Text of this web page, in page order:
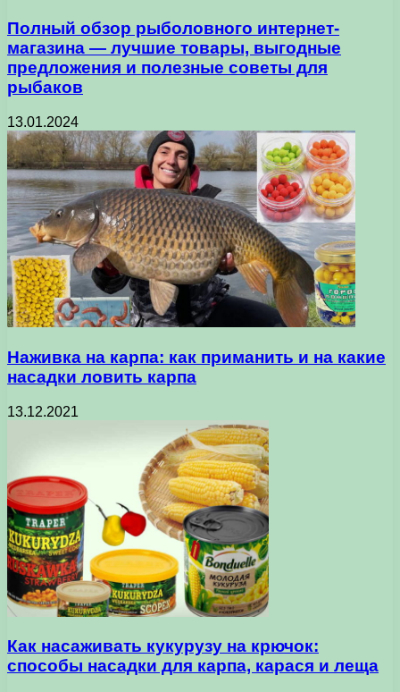
Полный обзор рыболовного интернет-
магазина — лучшие товары, выгодные
предложения и полезные советы для
рыбаков
13.01.2024
Наживка на карпа: как приманить и на какие
насадки ловить карпа
13.12.2021
Как насаживать кукурузу на крючок:
способы насадки для карпа, карася и леща